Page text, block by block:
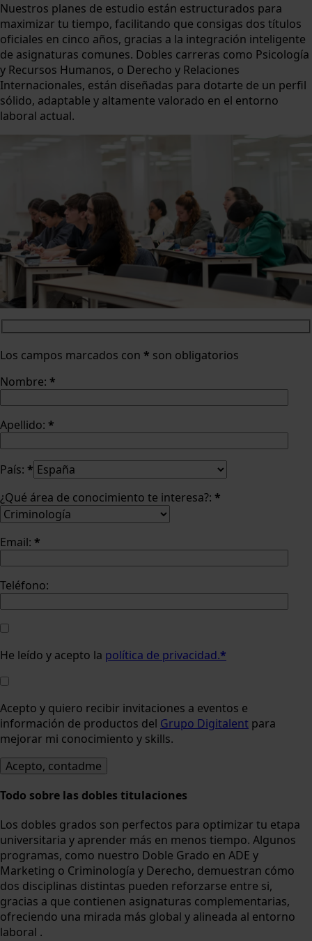
Nuestros planes de estudio están estructurados para
maximizar tu tiempo, facilitando que consigas dos títulos
oficiales en cinco años, gracias a la integración inteligente
de asignaturas comunes. Dobles carreras como Psicología
y Recursos Humanos, o Derecho y Relaciones
Internacionales, están diseñadas para dotarte de un perfil
sólido, adaptable y altamente valorado en el entorno
laboral actual.
Los campos marcados con * son obligatorios
Nombre: *
Apellido: *
País: *
¿Qué área de conocimiento te interesa?: *
Email: *
Teléfono:
He leído y acepto la política de privacidad.*
Acepto y quiero recibir invitaciones a eventos e
información de productos del Grupo Digitalent para
mejorar mi conocimiento y skills.
Todo sobre las dobles titulaciones
Los dobles grados son perfectos para optimizar tu etapa
universitaria y aprender más en menos tiempo. Algunos
programas, como nuestro Doble Grado en ADE y
Marketing o Criminología y Derecho, demuestran cómo
dos disciplinas distintas pueden reforzarse entre si,
gracias a que contienen asignaturas complementarias,
ofreciendo una mirada más global y alineada al entorno
laboral .